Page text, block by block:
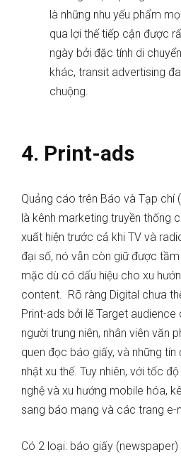
là những nhu yếu phẩm
qua lợi thế tiếp cận được
ngày bởi đặc tính di
khác, transit advertising
chuộng.
4. Print-ads
Quảng cáo trên Báo và Tạp chí
là kênh marketing truyền thống
xuất hiện trước cả khi TV và
đại số, nó vẫn còn giữ được
mặc dù có dấu hiệu cho xu
content. Rõ ràng Digital chưa
Print-ads bởi lẽ Target audience
người trung niên, nhân viên văn
quen đọc báo giấy, và những
nhật xu thế. Tuy nhiên, với tốc
nghệ và xu hướng mobile hóa,
sang báo mạng và các trang e-
Có 2 loại: báo giấy